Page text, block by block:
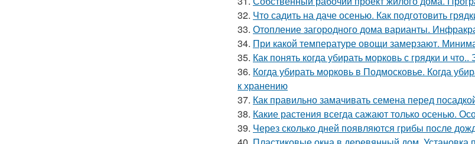
32. Что садить на даче осенью. Как подготовить
33. Отопление загородного дома варианты.
34. При какой температуре овощи замерзают.
35. Как понять когда убирать морковь с грядки и
36. Когда убирать морковь в Подмосковье. Когда
к хранению
37. Как правильно замачивать семена перед
38. Какие растения всегда сажают только осенью.
39. Через сколько дней появляются грибы после